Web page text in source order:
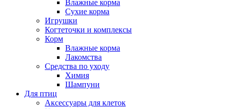
Влажные корма
Сухие корма
Игрушки
Когтеточки и комплексы
Корм
Влажные корма
Лакомства
Средства по уходу
Химия
Шампуни
Для птиц
Аксессуары для клеток